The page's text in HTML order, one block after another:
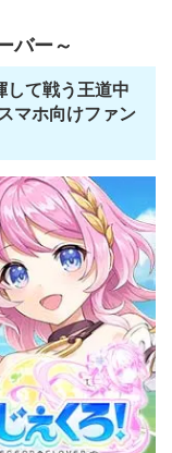
バー～
して戦う王道中
マホ向けファン